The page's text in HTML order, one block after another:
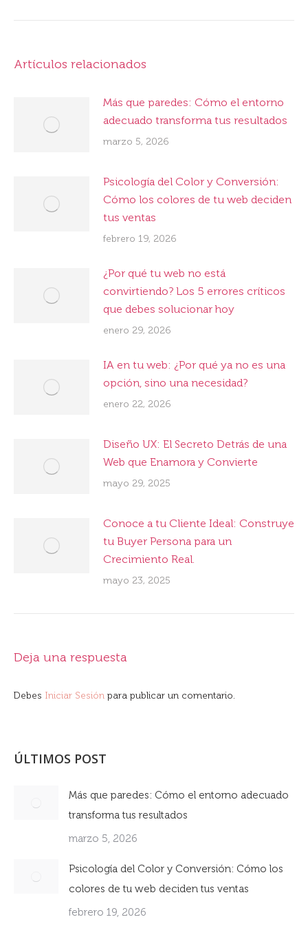
Artículos relacionados
Más que paredes: Cómo el entorno
adecuado transforma tus resultados
marzo 5, 2026
Psicología del Color y Conversión:
Cómo los colores de tu web deciden
tus ventas
febrero 19, 2026
¿Por qué tu web no está
convirtiendo? Los 5 errores críticos
que debes solucionar hoy
enero 29, 2026
IA en tu web: ¿Por qué ya no es una
opción, sino una necesidad?
enero 22, 2026
Diseño UX: El Secreto Detrás de una
Web que Enamora y Convierte
mayo 29, 2025
Conoce a tu Cliente Ideal: Construye
tu Buyer Persona para un
Crecimiento Real.
mayo 23, 2025
Deja una respuesta
Debes Iniciar Sesión para publicar un comentario.
ÚLTIMOS POST
Más que paredes: Cómo el entorno adecuado
transforma tus resultados
marzo 5, 2026
Psicología del Color y Conversión: Cómo los
colores de tu web deciden tus ventas
febrero 19, 2026